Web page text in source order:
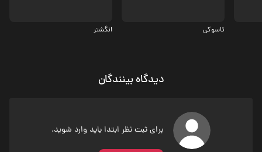
تاسوکی انگشتر
دیدگاه بینندگان
برای ثبت نظر ابتدا باید وارد شوید.